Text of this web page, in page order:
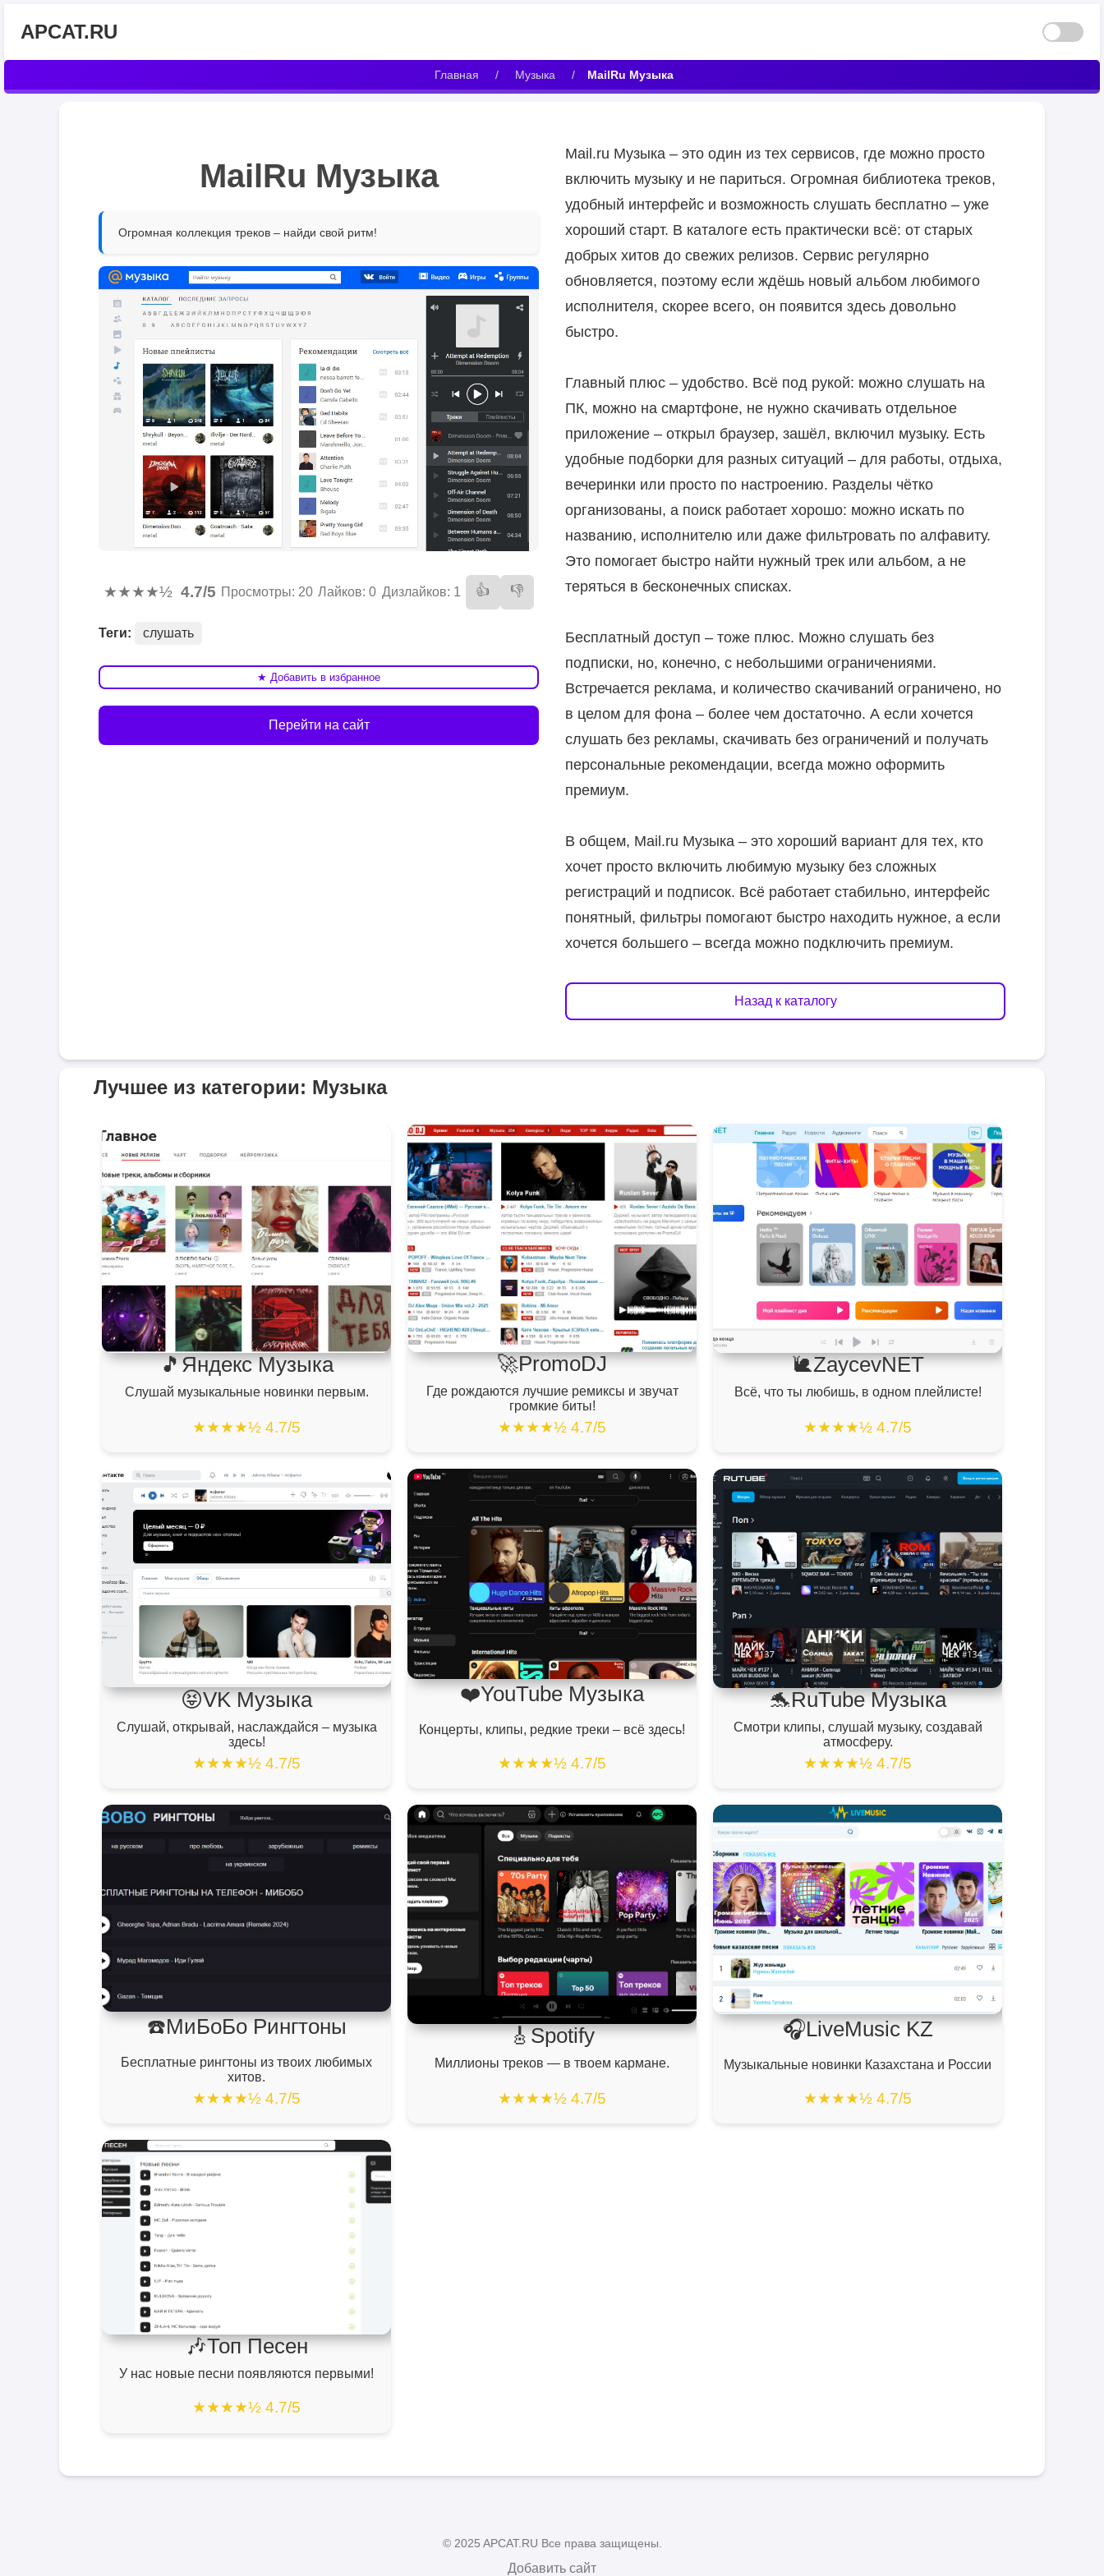
APCAT.RU
Главная / Музыка / MailRu Музыка
MailRu Музыка
Огромная коллекция треков – найди свой ритм!
★★★★½ 4.7/5 Просмотры: 20 Лайков: 0 Дизлайков: 1 👍 👎
Теги: слушать
★ Добавить в избранное
Перейти на сайт
Mail.ru Музыка – это один из тех сервисов, где можно просто
включить музыку и не париться. Огромная библиотека треков,
удобный интерфейс и возможность слушать бесплатно – уже
хороший старт. В каталоге есть практически всё: от старых
добрых хитов до свежих релизов. Сервис регулярно
обновляется, поэтому если ждёшь новый альбом любимого
исполнителя, скорее всего, он появится здесь довольно
быстро.
Главный плюс – удобство. Всё под рукой: можно слушать на
ПК, можно на смартфоне, не нужно скачивать отдельное
приложение – открыл браузер, зашёл, включил музыку. Есть
удобные подборки для разных ситуаций – для работы, отдыха,
вечеринки или просто по настроению. Разделы чётко
организованы, а поиск работает хорошо: можно искать по
названию, исполнителю или даже фильтровать по алфавиту.
Это помогает быстро найти нужный трек или альбом, а не
теряться в бесконечных списках.
Бесплатный доступ – тоже плюс. Можно слушать без
подписки, но, конечно, с небольшими ограничениями.
Встречается реклама, и количество скачиваний ограничено, но
в целом для фона – более чем достаточно. А если хочется
слушать без рекламы, скачивать без ограничений и получать
персональные рекомендации, всегда можно оформить
премиум.
В общем, Mail.ru Музыка – это хороший вариант для тех, кто
хочет просто включить любимую музыку без сложных
регистраций и подписок. Всё работает стабильно, интерфейс
понятный, фильтры помогают быстро находить нужное, а если
хочется большего – всегда можно подключить премиум.
Назад к каталогу
Лучшее из категории: Музыка
🎵Яндекс Музыка
Слушай музыкальные новинки первым.
★★★★½ 4.7/5
🚀PromoDJ
Где рождаются лучшие ремиксы и звучат
громкие биты!
★★★★½ 4.7/5
🐌ZaycevNET
Всё, что ты любишь, в одном плейлисте!
★★★★½ 4.7/5
😝VK Музыка
Слушай, открывай, наслаждайся – музыка
здесь!
★★★★½ 4.7/5
❤️YouTube Музыка
Концерты, клипы, редкие треки – всё здесь!
★★★★½ 4.7/5
🐬RuTube Музыка
Смотри клипы, слушай музыку, создавай
атмосферу.
★★★★½ 4.7/5
☎️МиБоБо Рингтоны
Бесплатные рингтоны из твоих любимых
хитов.
★★★★½ 4.7/5
🎸Spotify
Миллионы треков — в твоем кармане.
★★★★½ 4.7/5
🎧LiveMusic KZ
Музыкальные новинки Казахстана и России
★★★★½ 4.7/5
🎶Топ Песен
У нас новые песни появляются первыми!
★★★★½ 4.7/5
© 2025 APCAT.RU Все права защищены.
Добавить сайт